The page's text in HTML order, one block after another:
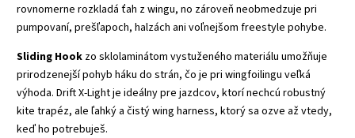
rovnomerne rozkladá ťah z wingu, no zároveň neobmedzuje pri
pumpovaní, prešľapoch, halzách ani voľnejšom freestyle pohybe.
Sliding Hook zo sklolaminátom vystuženého materiálu umožňuje
prirodzenejší pohyb háku do strán, čo je pri wingfoilingu veľká
výhoda. Drift X-Light je ideálny pre jazdcov, ktorí nechcú robustný
kite trapéz, ale ľahký a čistý wing harness, ktorý sa ozve až vtedy,
keď ho potrebuješ.